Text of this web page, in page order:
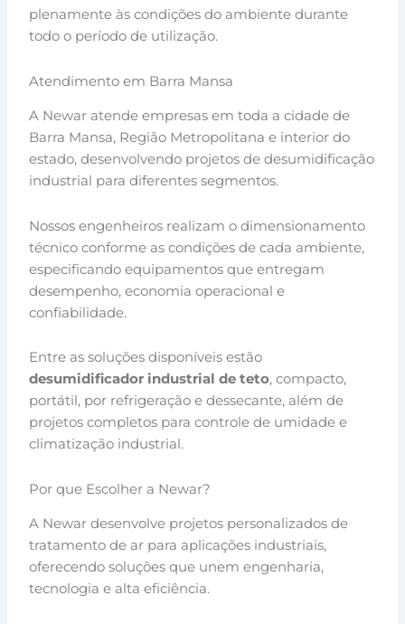
plenamente às condições do ambiente durante
todo o período de utilização.
Atendimento em Barra Mansa
A Newar atende empresas em toda a cidade de
Barra Mansa, Região Metropolitana e interior do
estado, desenvolvendo projetos de desumidificação
industrial para diferentes segmentos.
Nossos engenheiros realizam o dimensionamento
técnico conforme as condições de cada ambiente,
especificando equipamentos que entregam
desempenho, economia operacional e
confiabilidade.
Entre as soluções disponíveis estão
desumidificador industrial de teto, compacto,
portátil, por refrigeração e dessecante, além de
projetos completos para controle de umidade e
climatização industrial.
Por que Escolher a Newar?
A Newar desenvolve projetos personalizados de
tratamento de ar para aplicações industriais,
oferecendo soluções que unem engenharia,
tecnologia e alta eficiência.